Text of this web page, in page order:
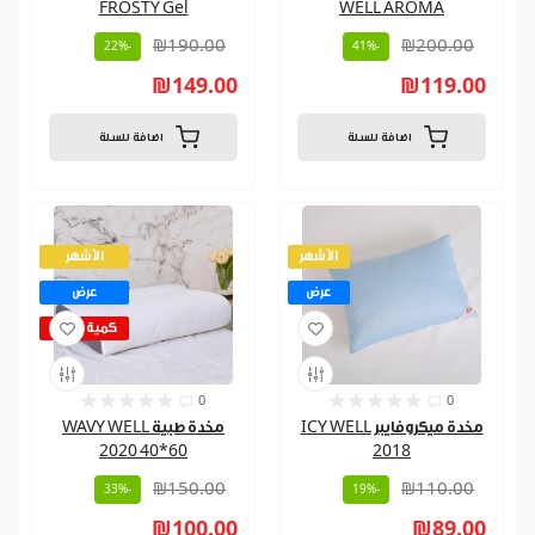
FROSTY Gel
₪190.00
-22%
₪149.00
اضافة للسلة
WELL AROMA
₪200.00
-41%
₪119.00
اضافة للسلة
الأشهر
عرض
كمية قليلة
0
مخدة طبية WAVY WELL
2020 40*60
₪150.00
-33%
₪100.00
الأشهر
عرض
0
مخدة ميكروفايبر ICY WELL
2018
₪110.00
-19%
₪89.00